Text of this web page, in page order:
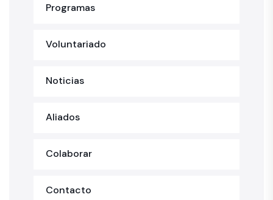
Programas
Voluntariado
Noticias
Aliados
Colaborar
Contacto